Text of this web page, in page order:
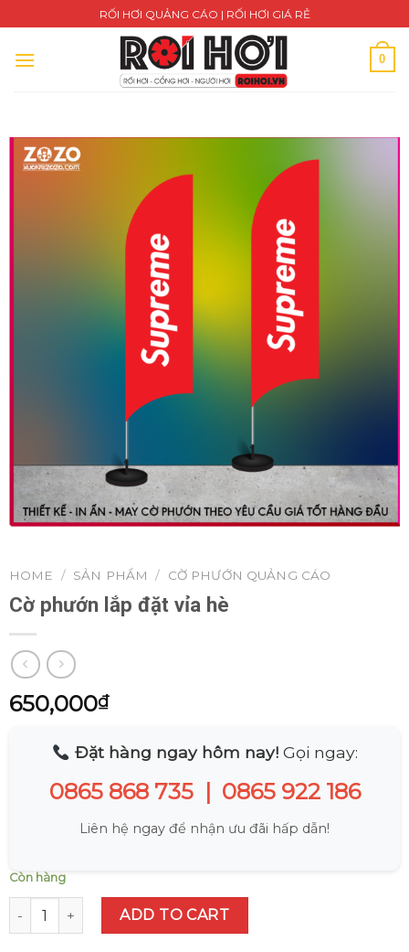
to
content
RỐI HƠI QUẢNG CÁO | RỐI HƠI GIÁ RẺ
0
HOME / SẢN PHẨM / CỜ PHƯỚN QUẢNG CÁO
Cờ phướn lắp đặt vỉa hè
650,000₫
Đặt hàng ngay hôm nay!Gọi ngay:
0865 868 735| 0865 922 186
Liên hệ ngay để nhận ưu đãi hấp dẫn!
Còn hàng
Cờ phướn lắp đặt vỉa hè quantity
ADD TO CART